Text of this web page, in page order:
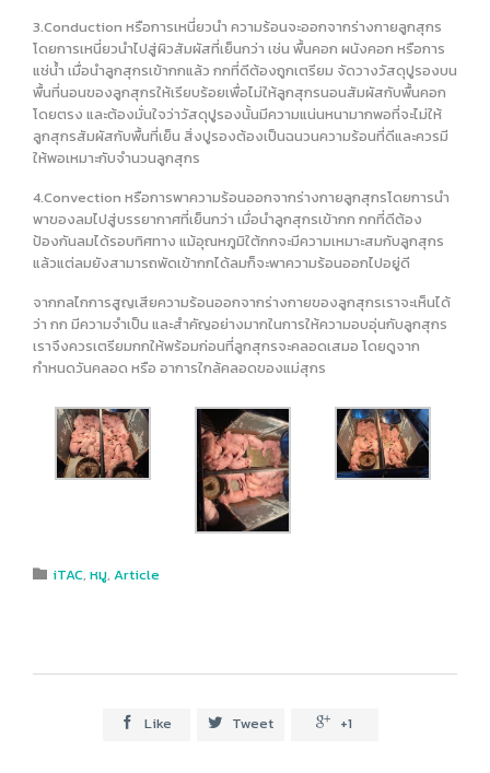
3.Conduction หรือการเหนี่ยวนำ ความร้อนจะออกจากร่างกายลูกสุกร
โดยการเหนี่ยวนำไปสู่ผิวสัมผัสที่เย็นกว่า เช่น พื้นคอก ผนังคอก หรือการ
แช่น้ำ เมื่อนำลูกสุกรเข้ากกแล้ว กกที่ดีต้องถูกเตรียม จัดวางวัสดุปูรองบน
พื้นที่นอนของลูกสุกรให้เรียบร้อยเพื่อไม่ให้ลูกสุกรนอนสัมผัสกับพื้นคอก
โดยตรง และต้องมั่นใจว่าวัสดุปูรองนั้นมีความแน่นหนามากพอที่จะไม่ให้
ลูกสุกรสัมผัสกับพื้นที่เย็น สิ่งปูรองต้องเป็นฉนวนความร้อนที่ดีและควรมี
ให้พอเหมาะกับจำนวนลูกสุกร
4.Convection หรือการพาความร้อนออกจากร่างกายลูกสุกรโดยการนำ
พาของลมไปสู่บรรยากาศที่เย็นกว่า เมื่อนำลูกสุกรเข้ากก กกที่ดีต้อง
ป้องกันลมได้รอบทิศทาง แม้อุณหภูมิใต้กกจะมีความเหมาะสมกับลูกสุกร
แล้วแต่ลมยังสามารถพัดเข้ากกได้ลมก็จะพาความร้อนออกไปอยู่ดี
จากกลไกการสูญเสียความร้อนออกจากร่างกายของลูกสุกรเราจะเห็นได้
ว่า กก มีความจำเป็น และสำคัญอย่างมากในการให้ความอบอุ่นกับลูกสุกร
เราจึงควรเตรียมกกให้พร้อมก่อนที่ลูกสุกรจะคลอดเสมอ โดยดูจาก
กำหนดวันคลอด หรือ อาการใกล้คลอดของแม่สุกร
 Category
iTAC, หมู, Article
 Like  Tweet  +1